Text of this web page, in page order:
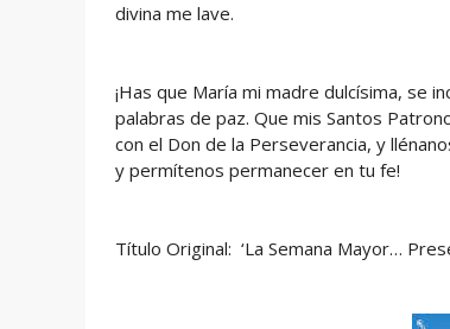
divina me lave.
¡Has que María mi madre dulcísima, se
palabras de paz. Que mis Santos
con el Don de la Perseverancia, y
y permítenos permanecer en tu fe!
Título Original: ‘La Semana Mayor…